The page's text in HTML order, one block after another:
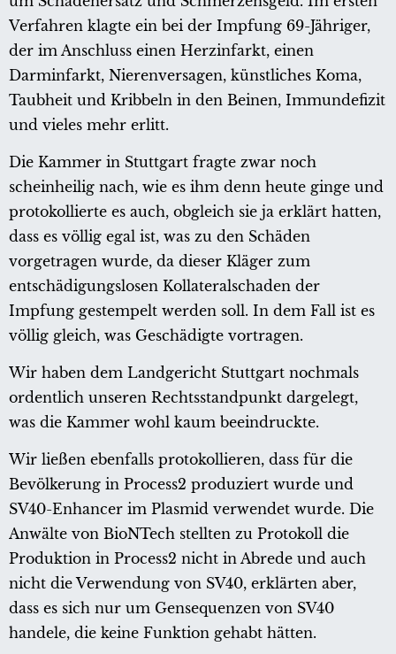
Verfahren klagte ein bei der Impfung 69-Jähriger,
der im Anschluss einen Herzinfarkt, einen
Darminfarkt, Nierenversagen, künstliches Koma,
Taubheit und Kribbeln in den Beinen, Immundefizit
und vieles mehr erlitt.
Die Kammer in Stuttgart fragte zwar noch
scheinheilig nach, wie es ihm denn heute ginge und
protokollierte es auch, obgleich sie ja erklärt hatten,
dass es völlig egal ist, was zu den Schäden
vorgetragen wurde, da dieser Kläger zum
entschädigungslosen Kollateralschaden der
Impfung gestempelt werden soll. In dem Fall ist es
völlig gleich, was Geschädigte vortragen.
Wir haben dem Landgericht Stuttgart nochmals
ordentlich unseren Rechtsstandpunkt dargelegt,
was die Kammer wohl kaum beeindruckte.
Wir ließen ebenfalls protokollieren, dass für die
Bevölkerung in Process2 produziert wurde und
SV40-Enhancer im Plasmid verwendet wurde. Die
Anwälte von BioNTech stellten zu Protokoll die
Produktion in Process2 nicht in Abrede und auch
nicht die Verwendung von SV40, erklärten aber,
dass es sich nur um Gensequenzen von SV40
handele, die keine Funktion gehabt hätten.